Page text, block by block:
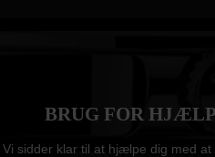
BRUG FOR
Vi sidder klar til at hjælpe dig med